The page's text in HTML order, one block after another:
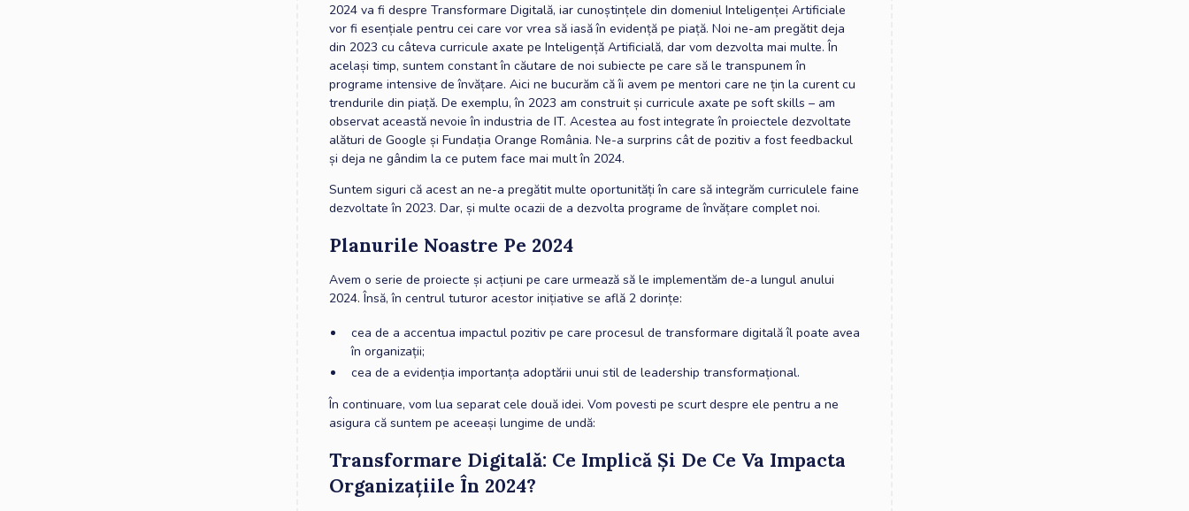
2024 va fi despre Transformare Digitală, iar cunoștințele din domeniul Inteligenței Artificiale
vor fi esențiale pentru cei care vor vrea să iasă în evidență pe piață. Noi ne-am pregătit deja
din 2023 cu câteva curricule axate pe Inteligență Artificială, dar vom dezvolta mai multe. În
același timp, suntem constant în căutare de noi subiecte pe care să le transpunem în
programe intensive de învățare. Aici ne bucurăm că îi avem pe mentori care ne țin la curent cu
trendurile din piață. De exemplu, în 2023 am construit și curricule axate pe soft skills – am
observat această nevoie în industria de IT. Acestea au fost integrate în proiectele dezvoltate
alături de Google și Fundația Orange România. Ne-a surprins cât de pozitiv a fost feedbackul
și deja ne gândim la ce putem face mai mult în 2024.
Suntem siguri că acest an ne-a pregătit multe oportunități în care să integrăm curriculele faine
dezvoltate în 2023. Dar, și multe ocazii de a dezvolta programe de învățare complet noi.
Planurile Noastre Pe 2024
Avem o serie de proiecte și acțiuni pe care urmează să le implementăm de-a lungul anului
2024. Însă, în centrul tuturor acestor inițiative se află 2 dorințe:
cea de a accentua impactul pozitiv pe care procesul de transformare digitală îl poate avea
în organizații;
cea de a evidenția importanța adoptării unui stil de leadership transformațional.
În continuare, vom lua separat cele două idei. Vom povesti pe scurt despre ele pentru a ne
asigura că suntem pe aceeași lungime de undă:
Transformare Digitală: Ce Implică Și De Ce Va Impacta
Organizațiile În 2024?